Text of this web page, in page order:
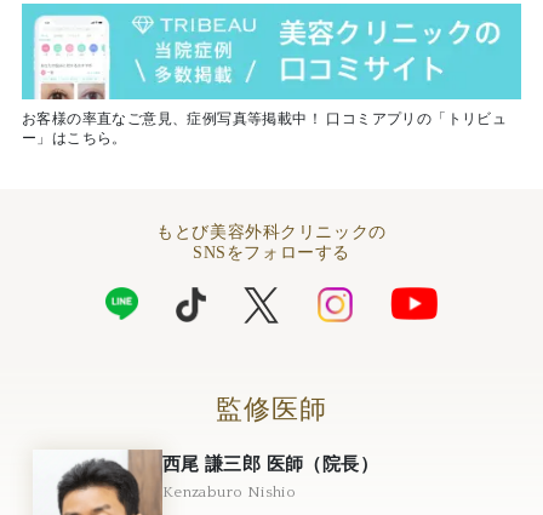
お客様の率直なご意見、症例写真等掲載中！ 口コミアプリの「トリビュ
ー」はこちら。
もとび美容外科クリニックの
SNSをフォローする
監修医師
西尾 謙三郎 医師（院長）
Kenzaburo Nishio